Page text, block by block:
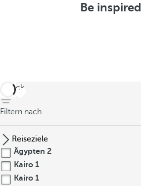
Be inspired
zurück
Filtern nach
Reiseziele
Ägypten 2
Kairo 1
Kairo 1